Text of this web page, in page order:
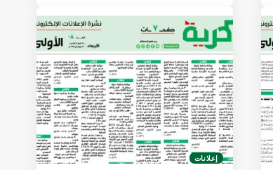
إعلانات